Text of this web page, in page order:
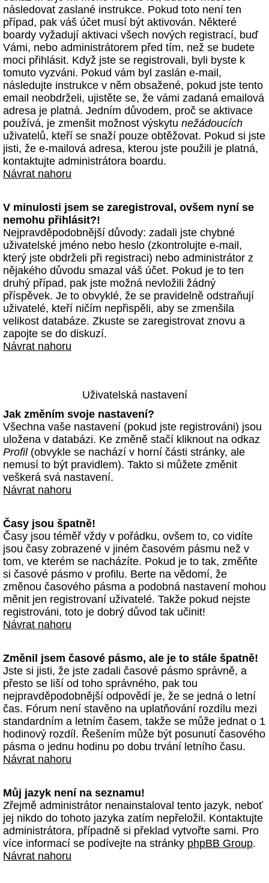
následovat zaslané instrukce. Pokud toto není ten
případ, pak váš účet musí být aktivován. Některé
boardy vyžadují aktivaci všech nových registrací, buď
Vámi, nebo administrátorem před tím, než se budete
moci přihlásit. Když jste se registrovali, byli byste k
tomuto vyzváni. Pokud vám byl zaslán e-mail,
následujte instrukce v něm obsažené, pokud jste tento
email neobdrželi, ujistěte se, že vámi zadaná emailová
adresa je platná. Jedním důvodem, proč se aktivace
používá, je zmenšit možnost výskytu nežádoucích
uživatelů, kteří se snaží pouze obtěžovat. Pokud si jste
jisti, že e-mailová adresa, kterou jste použili je platná,
kontaktujte administrátora boardu.
Návrat nahoru
V minulosti jsem se zaregistroval, ovšem nyní se
nemohu přihlásit?!
Nejpravděpodobnější důvody: zadali jste chybné
uživatelské jméno nebo heslo (zkontrolujte e-mail,
který jste obdrželi při registraci) nebo administrátor z
nějakého důvodu smazal váš účet. Pokud je to ten
druhý případ, pak jste možná nevložili žádný
příspěvek. Je to obvyklé, že se pravidelně odstraňují
uživatelé, kteří ničím nepřispěli, aby se zmenšila
velikost databáze. Zkuste se zaregistrovat znovu a
zapojte se do diskuzí.
Návrat nahoru
Uživatelská nastavení
Jak změním svoje nastavení?
Všechna vaše nastavení (pokud jste registrováni) jsou
uložena v databázi. Ke změně stačí kliknout na odkaz
Profil(obvykle se nachází v horní části stránky, ale
nemusí to být pravidlem). Takto si můžete změnit
veškerá svá nastavení.
Návrat nahoru
Časy jsou špatně!
Časy jsou téměř vždy v pořádku, ovšem to, co vidíte
jsou časy zobrazené v jiném časovém pásmu než v
tom, ve kterém se nacházíte. Pokud je to tak, změňte
si časové pásmo v profilu. Berte na vědomí, že
změnou časového pásma a podobná nastavení mohou
měnit jen registrovaní uživatelé. Takže pokud nejste
registrováni, toto je dobrý důvod tak učinit!
Návrat nahoru
Změnil jsem časové pásmo, ale je to stále špatně!
Jste si jisti, že jste zadali časové pásmo správně, a
přesto se liší od toho správného, pak tou
nejpravděpodobnější odpovědí je, že se jedná o letní
čas. Fórum není stavěno na uplatňování rozdílu mezi
standardním a letním časem, takže se může jednat o 1
hodinový rozdíl. Řešením může být posunutí časového
pásma o jednu hodinu po dobu trvání letního času.
Návrat nahoru
Můj jazyk není na seznamu!
Zřejmě administrátor nenainstaloval tento jazyk, neboť
jej nikdo do tohoto jazyka zatím nepřeložil. Kontaktujte
administrátora, případně si překlad vytvořte sami. Pro
více informací se podívejte na stránky phpBB Group.
Návrat nahoru